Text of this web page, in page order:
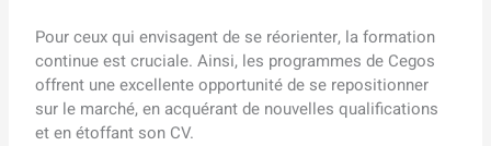
Pour ceux qui envisagent de se réorienter, la formation
continue est cruciale. Ainsi, les programmes de Cegos
offrent une excellente opportunité de se repositionner
sur le marché, en acquérant de nouvelles qualifications
et en étoffant son CV.